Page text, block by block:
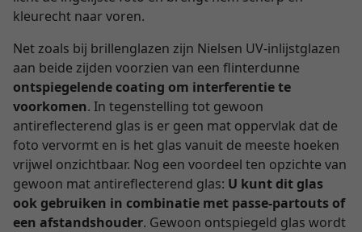
kleurecht naar voren.
Net zoals bij brillenglazen zijn Nielsen UV-inlijstglazen
aan beide zijden voorzien van een flinterdunne
ontspiegelende coating om interferentie te
voorkomen. In tegenstelling tot gewoon
antireflecterend glas is er geen mat oppervlak dat de
foto vervormt en is het glas vanuit de meeste hoeken
vrijwel onzichtbaar. Nog een voordeel ten opzichte van
gewoon mat antireflecterend glas: U kunt dit glas
ook gebruiken in combinatie met passe-partouts of
een afstandshouder. Gewoon ontspiegeld glas wordt